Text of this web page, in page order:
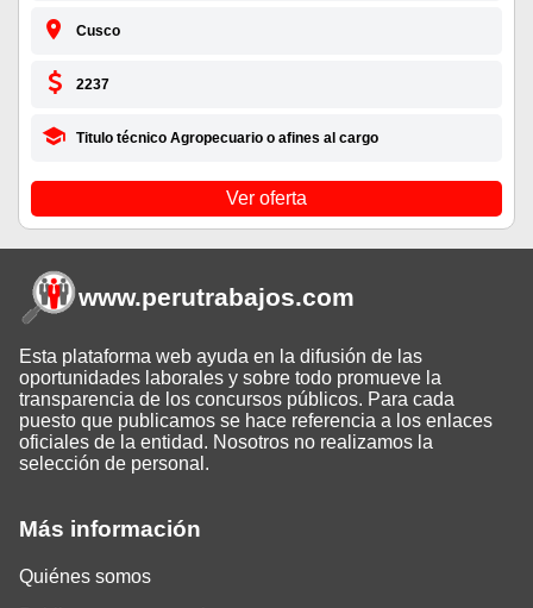
Cusco
2237
Titulo técnico Agropecuario o afines al cargo
Ver oferta
Más información
Quiénes somos
www.perutrabajos.com
Esta plataforma web ayuda en la difusión de las
oportunidades laborales y sobre todo promueve la
transparencia de los concursos públicos. Para cada
puesto que publicamos se hace referencia a los enlaces
oficiales de la entidad. Nosotros no realizamos la
selección de personal.